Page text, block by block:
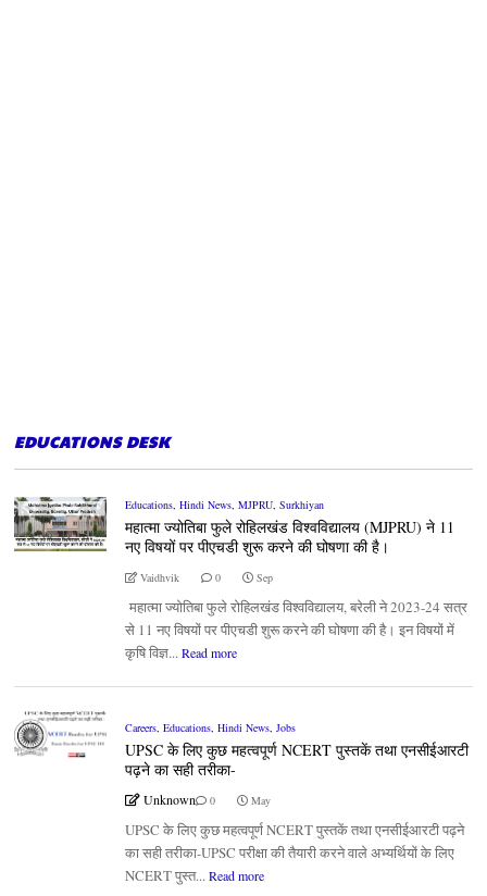
EDUCATIONS DESK
Educations, Hindi News, MJPRU, Surkhiyan
महात्मा ज्योतिबा फुले रोहिलखंड विश्वविद्यालय (MJPRU) ने 11
नए विषयों पर पीएचडी शुरू करने की घोषणा की है।
Vaidhvik 0 Sep
महात्मा ज्योतिबा फुले रोहिलखंड विश्वविद्यालय, बरेली ने 2023-24 सत्र
से 11 नए विषयों पर पीएचडी शुरू करने की घोषणा की है। इन विषयों में
कृषि विज्ञ... Read more
Careers, Educations, Hindi News, Jobs
UPSC के लिए कुछ महत्वपूर्ण NCERT पुस्तकें तथा एनसीईआरटी
पढ़ने का सही तरीका-
Unknown 0 May
UPSC के लिए कुछ महत्वपूर्ण NCERT पुस्तकें तथा एनसीईआरटी पढ़ने
का सही तरीका-UPSC परीक्षा की तैयारी करने वाले अभ्यर्थियों के लिए
NCERT पुस्त... Read more